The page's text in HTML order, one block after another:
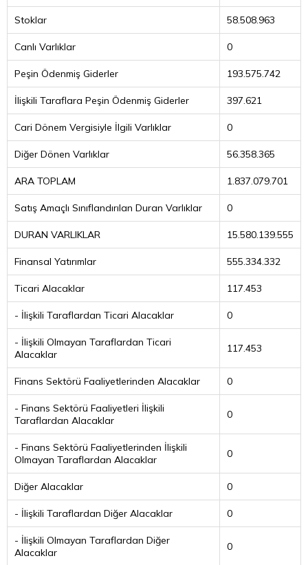
Stoklar 58.508.963
Canlı Varlıklar 0
Peşin Ödenmiş Giderler 193.575.742
İlişkili Taraflara Peşin Ödenmiş Giderler 397.621
Cari Dönem Vergisiyle İlgili Varlıklar 0
Diğer Dönen Varlıklar 56.358.365
ARA TOPLAM 1.837.079.701
Satış Amaçlı Sınıflandırılan Duran Varlıklar 0
DURAN VARLIKLAR 15.580.139.555
Finansal Yatırımlar 555.334.332
Ticari Alacaklar 117.453
- İlişkili Taraflardan Ticari Alacaklar 0
- İlişkili Olmayan Taraflardan Ticari
Alacaklar
117.453
Finans Sektörü Faaliyetlerinden Alacaklar 0
- Finans Sektörü Faaliyetleri İlişkili
Taraflardan Alacaklar
0
- Finans Sektörü Faaliyetlerinden İlişkili
Olmayan Taraflardan Alacaklar
0
Diğer Alacaklar 0
- İlişkili Taraflardan Diğer Alacaklar 0
- İlişkili Olmayan Taraflardan Diğer
Alacaklar
0